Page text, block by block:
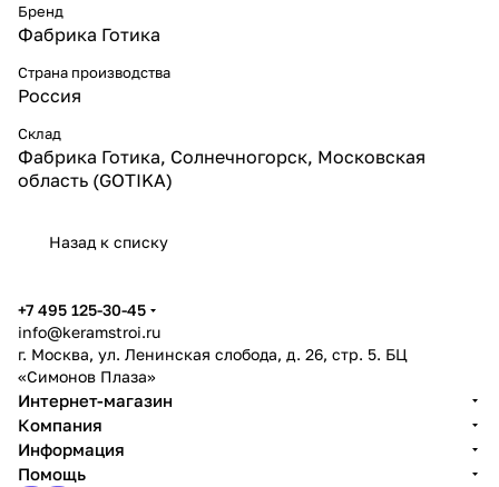
Бренд
Фабрика Готика
Страна производства
Россия
Склад
Фабрика Готика, Солнечногорск, Московская
область (GOTIKA)
Назад к списку
+7 495 125-30-45
info@keramstroi.ru
г. Москва, ул. Ленинская слобода, д. 26, стр. 5. БЦ
«Симонов Плаза»
Интернет-магазин
Компания
Информация
Помощь